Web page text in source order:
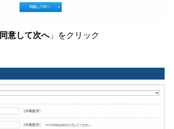
同意して次へ」をクリック